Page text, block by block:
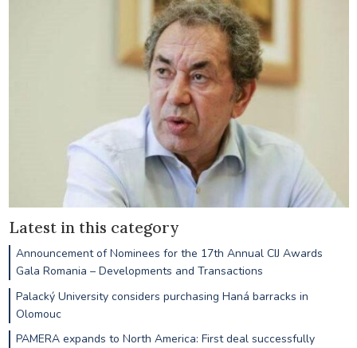
Latest in this category
Announcement of Nominees for the 17th Annual CIJ Awards
Gala Romania – Developments and Transactions
Palacký University considers purchasing Haná barracks in
Olomouc
PAMERA expands to North America: First deal successfully